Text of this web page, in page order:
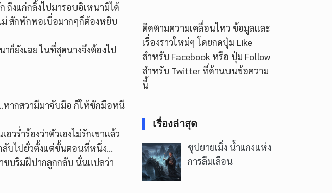
ถึงแก่กลิ้งไปมารอบอิเหนามิได้
สักพักพอเบื่อมากๆก็ต้องหยิบ
ก็ยังเฉย ในที่สุดนางจึงต้องไป
หากสวามีมาจับมือ ก็ให้ชักมือหนี
วร่ำร้องว่าตัวเองไม่รักเขาแล้ว
บไปยั่วตั้งแต่ขั้นตอนที่หนึ่ง…
ขบริมฝีปากลูกกลับ นั่นแปลว่า
ติดตามความเคลื่อนไหว ข้อมูลและ
เรื่องราวใหม่ๆ โดยกดปุ่ม Like
สำหรับ Facebook หรือ ปุ่ม Follow
สำหรับ Twitter ที่ด้านบนข้อความ
นี้
เรื่องล่าสุด
ซุปยายเมิ่ง น้ำแกงแห่ง
การลืมเลือน